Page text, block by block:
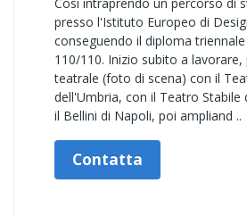
presso l'Istituto Europeo di
conseguendo il diploma
110/110. Inizio subito a
teatrale (foto di scena) con il
dell'Umbria, con il Teatro Stabile
il Bellini di Napoli, poi ampliand ..
Contatta